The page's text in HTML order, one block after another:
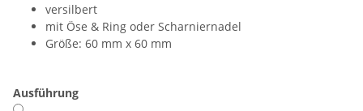
versilbert
mit Öse & Ring oder Scharniernadel
Größe: 60 mm x 60 mm
Ausführung